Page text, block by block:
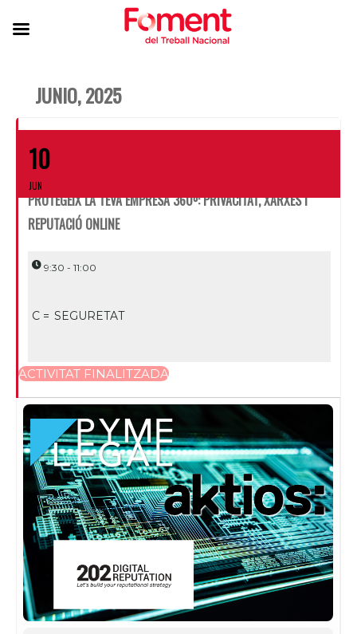
JUNIO, 2025
10
JUN
PROTEGEIX LA TEVA EMPRESA 360º: PRIVACITAT, XARXES I
REPUTACIÓ ONLINE
9:30 - 11:00
C = SEGURETAT
ACTIVITAT FINALITZADA